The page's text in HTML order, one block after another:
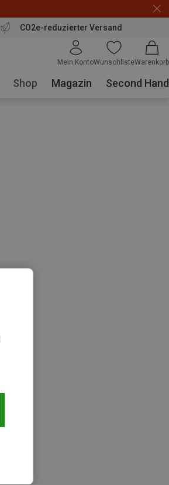
CO2e-reduzierter Versand
Mein KontoWunschlisteWarenkorb
Shop Magazin Second Hand